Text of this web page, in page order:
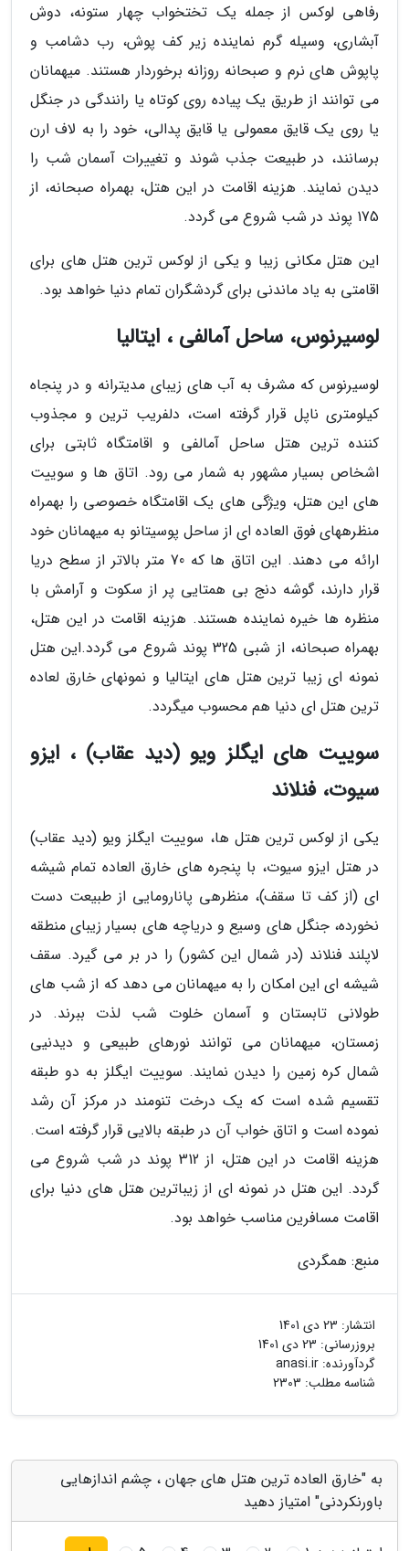
رفاهی لوکس از جمله یک تختخواب چهار ستونه، دوش
آبشاری، وسیله گرم نماینده زیر کف پوش، رب دشامب و
پاپوش های نرم و صبحانه روزانه برخوردار هستند. میهمانان
می توانند از طریق یک پیاده روی کوتاه یا رانندگی در جنگل
یا روی یک قایق معمولی یا قایق پدالی، خود را به لاف ارن
برسانند، در طبیعت جذب شوند و تغییرات آسمان شب را
دیدن نمایند. هزینه اقامت در این هتل، بهمراه صبحانه، از
175 پوند در شب شروع می گردد.
این هتل مکانی زیبا و یکی از لوکس ترین هتل های برای
اقامتی به یاد ماندنی برای گردشگران تمام دنیا خواهد بود.
لوسیرنوس، ساحل آمالفی ، ایتالیا
لوسیرنوس که مشرف به آب های زیبای مدیترانه و در پنجاه
کیلومتری ناپل قرار گرفته است، دلفریب ترین و مجذوب
کننده ترین هتل ساحل آمالفی و اقامتگاه ثابتی برای
اشخاص بسیار مشهور به شمار می رود. اتاق ها و سوییت
های این هتل، ویژگی های یک اقامتگاه خصوصی را بهمراه
منظرههای فوق العاده ای از ساحل پوسیتانو به میهمانان خود
ارائه می دهند. این اتاق ها که 70 متر بالاتر از سطح دریا
قرار دارند، گوشه دنج بی همتایی پر از سکوت و آرامش با
منظره ها خیره نماینده هستند. هزینه اقامت در این هتل،
بهمراه صبحانه، از شبی 325 پوند شروع می گردد.این هتل
نمونه ای زیبا ترین هتل های ایتالیا و نمونهای خارق لعاده
ترین هتل ای دنیا هم محسوب میگردد.
سوییت های ایگلز ویو (دید عقاب) ، ایزو
سیوت، فنلاند
یکی از لوکس ترین هتل ها، سوییت ایگلز ویو (دید عقاب)
در هتل ایزو سیوت، با پنجره های خارق العاده تمام شیشه
ای (از کف تا سقف)، منظرهی پانارومایی از طبیعت دست
نخورده، جنگل های وسیع و دریاچه های بسیار زیبای منطقه
لاپلند فنلاند (در شمال این کشور) را در بر می گیرد. سقف
شیشه ای این امکان را به میهمانان می دهد که از شب های
طولانی تابستان و آسمان خلوت شب لذت ببرند. در
زمستان، میهمانان می توانند نورهای طبیعی و دیدنیی
شمال کره زمین را دیدن نمایند. سوییت ایگلز به دو طبقه
تقسیم شده است که یک درخت تنومند در مرکز آن رشد
نموده است و اتاق خواب آن در طبقه بالایی قرار گرفته است.
هزینه اقامت در این هتل، از 312 پوند در شب شروع می
گردد. این هتل در نمونه ای از زیباترین هتل های دنیا برای
اقامت مسافرین مناسب خواهد بود.
منبع: همگردی
انتشار: 23 دی 1401
بروزرسانی: 23 دی 1401
گردآورنده: anasi.ir
شناسه مطلب: 2303
به "خارق العاده ترین هتل های جهان ، چشم اندازهایی
باورنکردنی" امتیاز دهید